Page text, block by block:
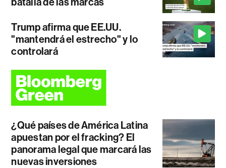
Trump afirma que EE.UU.
"mantendrá el estrecho" y lo
controlará
¿Qué países de América Latina
apuestan por el fracking? El
panorama legal que marcará las
nuevas inversiones